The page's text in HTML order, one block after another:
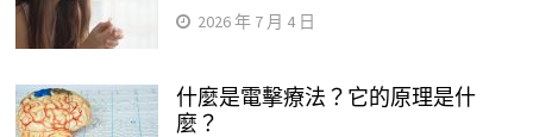
2026 年 7 月 4 日
什麼是電擊療法？它的原理是什
麼？